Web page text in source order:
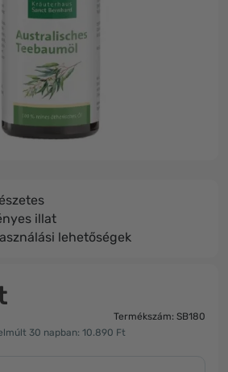
illat
lehetőségek
Termékszám: SB180
30 napban: 10.890 Ft